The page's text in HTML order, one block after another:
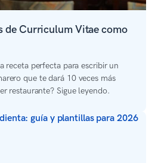
de Curriculum Vitae como
receta perfecta para escribir un
que te dará 10 veces más
restaurante? Sigue leyendo.